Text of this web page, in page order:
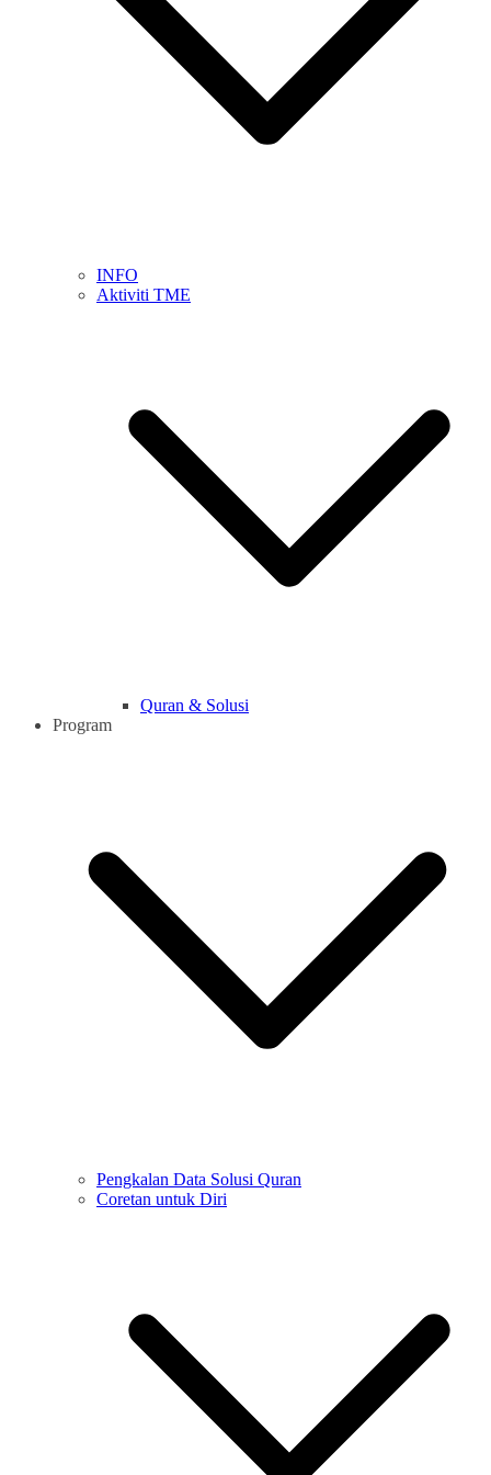
INFO
Aktiviti TME
Quran & Solusi
Program
Pengkalan Data Solusi Quran
Coretan untuk Diri